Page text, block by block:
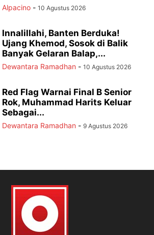
Alpacino - 10 Agustus 2026
Innalillahi, Banten Berduka!
Ujang Khemod, Sosok di Balik
Banyak Gelaran Balap,...
Dewantara Ramadhan - 10 Agustus 2026
Red Flag Warnai Final B Senior
Rok, Muhammad Harits Keluar
Sebagai...
Dewantara Ramadhan - 9 Agustus 2026